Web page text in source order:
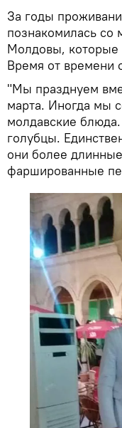
За годы
познакомилась
Молдовы, которые
Время от времени
"Мы празднуем
марта. Иногда мы
молдавские
голубцы.
они более
фаршированные